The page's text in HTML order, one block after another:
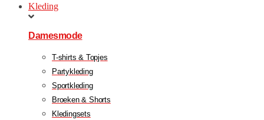
Kleding
Damesmode
T-shirts & Topjes
Partykleding
Sportkleding
Broeken & Shorts
Kledingsets